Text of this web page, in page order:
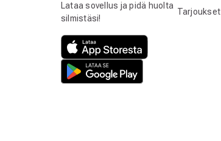
Lataa sovellus ja pidä huolta
silmistäsi!
Tarjoukset